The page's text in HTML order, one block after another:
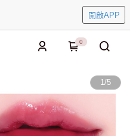
開啟APP
0
1/5